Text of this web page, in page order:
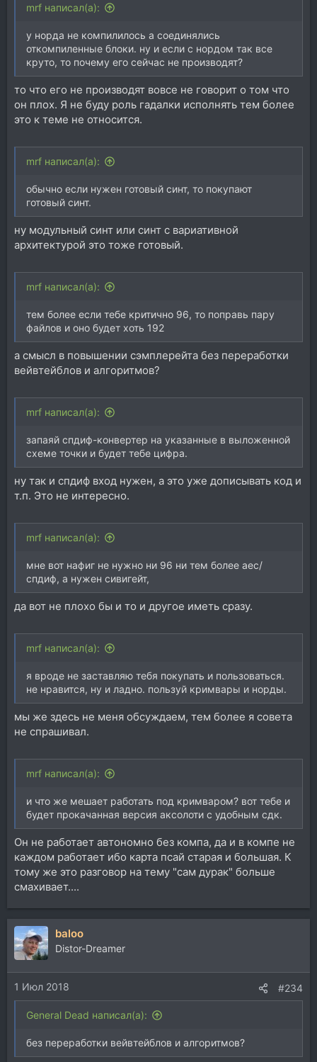
mrf написал(а):
у норда не компилилось а соединялись
откомпиленные блоки. ну и если с нордом так все
круто, то почему его сейчас не производят?
то что его не производят вовсе не говорит о том что
он плох. Я не буду роль гадалки исполнять тем более
это к теме не относится.
mrf написал(а):
обычно если нужен готовый синт, то покупают
готовый синт.
ну модульный синт или синт с вариативной
архитектурой это тоже готовый.
mrf написал(а):
тем более если тебе критично 96, то поправь пару
файлов и оно будет хоть 192
а смысл в повышении сэмплерейта без переработки
вейвтейблов и алгоритмов?
mrf написал(а):
запаяй спдиф-конвертер на указанные в выложенной
схеме точки и будет тебе цифра.
ну так и спдиф вход нужен, а это уже дописывать код и
т.п. Это не интересно.
mrf написал(а):
мне вот нафиг не нужно ни 96 ни тем более аес/
спдиф, а нужен сивигейт,
да вот не плохо бы и то и другое иметь сразу.
mrf написал(а):
я вроде не заставляю тебя покупать и пользоваться.
не нравится, ну и ладно. пользуй кримвары и норды.
мы же здесь не меня обсуждаем, тем более я совета
не спрашивал.
mrf написал(а):
и что же мешает работать под кримваром? вот тебе и
будет прокачанная версия аксолоти с удобным сдк.
Он не работает автономно без компа, да и в компе не
каждом работает ибо карта псай старая и большая. К
тому же это разговор на тему "сам дурак" больше
смахивает....
baloo
Distor-Dreamer
1 Июл 2018 #234
General Dead написал(а):
без переработки вейвтейблов и алгоритмов?